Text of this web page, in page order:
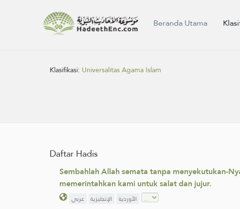
Beranda Utama
Klasifikasi: Universalitas Agama Islam
Daftar Hadis
Sembahlah Allah semata tanpa menyekutukan-
memerintahkan kami untuk salat dan jujur.
عربي الإنجليزية الأوردية